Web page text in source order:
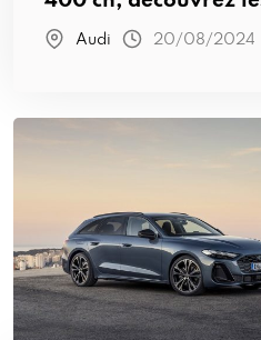
Audi 20/08/2024